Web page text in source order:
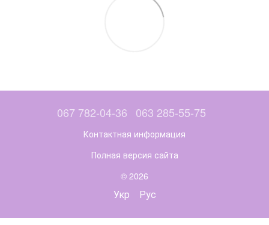
067 782-04-36 063 285-55-75
Контактная информация
Полная версия сайта
© 2026
Укр Рус